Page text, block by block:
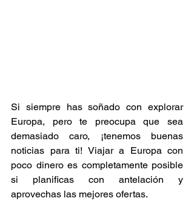
Si siempre has soñado con explorar
Europa, pero te preocupa que sea
demasiado caro, ¡tenemos buenas
noticias para ti! Viajar a Europa con
poco dinero es completamente posible
si planificas con antelación y
aprovechas las mejores ofertas.